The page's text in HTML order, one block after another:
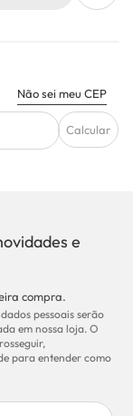
Não sei meu CEP
Calcular
e
compra.
pessoais serão
em nossa loja. O
para entender como